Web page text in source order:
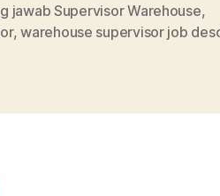
jawab Supervisor Warehouse,
,warehouse supervisor job